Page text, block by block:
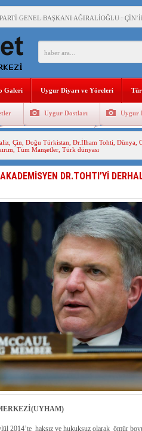
GENEL BAŞKANI AĞIRALİOĞLU :
TÜRKİSTAN’DAKİ UYGULAMALARI
BAŞKANI DOÇ.DR.KAAN :
KAYNAYAN YARAMIZ : ÇİN İŞGALİNDEKİ
POLİTİKALARINI ÖVEN DİYANET
BÜYÜKELÇİSİ JİANG’İN TRABZON
“FETİHLER SULTANI
TÜRKİSTAN’DA EN AZ 143 BİN
Galeri Uygur Diyarı ve Yöreleri
Uygur Dostları Uygur
Uygur Geleneksel Tip Uygur
, Çin Doğu Türkistan Dr.İlham Tohti Dünya,
Tüm Manşetler, Türk dünyası
DR.TOHTI’Yİ
haksız ve hukuksuz olarak ömür boyu